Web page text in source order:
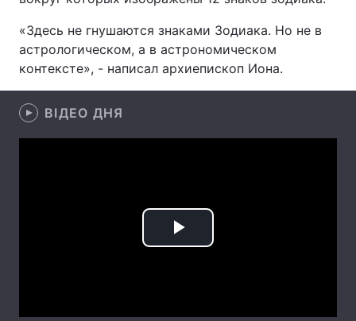
Лонгріди
Відео з Youtube Статті
Інтерв'ю
«Здесь не гнушаются знаками Зодиака. Но не в
астрологическом, а в астрономическом
контексте», - написал архиепископ Иона.
ВІДЕО ДНЯ
Play